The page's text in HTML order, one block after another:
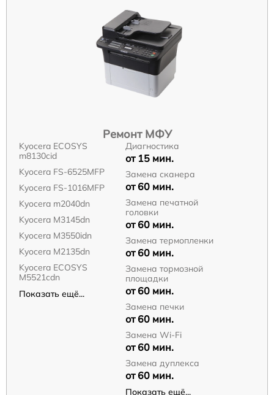
Ремонт МФУ
Kyocera ECOSYS
m8130cid
Kyocera FS-6525MFP
Kyocera FS-1016MFP
Kyocera m2040dn
Kyocera M3145dn
Kyocera M3550idn
Kyocera M2135dn
Kyocera ECOSYS
M5521cdn
Показать ещё...
Диагностика
от 15 мин.
Замена сканера
от 60 мин.
Замена печатной
головки
от 60 мин.
Замена термопленки
от 60 мин.
Замена тормозной
площадки
от 60 мин.
Замена печки
от 60 мин.
Замена Wi-Fi
от 60 мин.
Замена дуплекса
от 60 мин.
Показать ещё...